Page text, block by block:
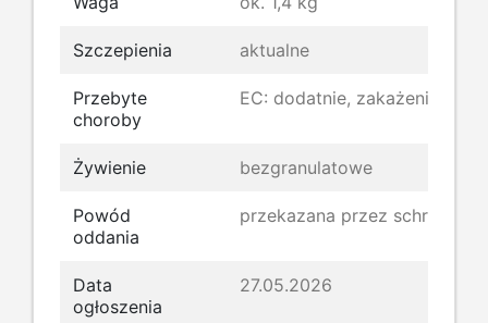
Szczepienia aktualne
Przebyte
choroby
EC: dodatnie, zakażenie ostre
Żywienie bezgranulatowe
Powód
oddania
przekazana przez schronisko
Data
ogłoszenia
27.05.2026